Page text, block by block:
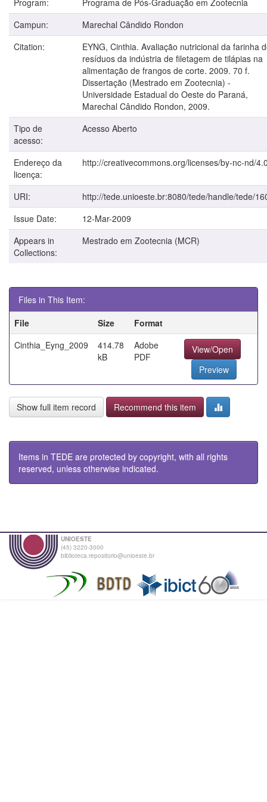
Campun:
Marechal Cândido Rondon
Citation:
EYNG, Cinthia. Avaliação nutricional da farinha
resíduos da indústria de filetagem de tilápias na
alimentação de frangos de corte. 2009. 70 f.
Dissertação (Mestrado em Zootecnia) -
Universidade Estadual do Oeste do Paraná,
Marechal Cândido Rondon, 2009.
Tipo de
acesso:
Acesso Aberto
Endereço da
licença:
http://creativecommons.org/licenses/by-nc-nd/
URI:
http://tede.unioeste.br:8080/tede/handle/tede/
Issue Date:
12-Mar-2009
Appears in
Collections:
Mestrado em Zootecnia (MCR)
Files in This Item:
File
Size
Format
Cinthia_Eyng_2009
414.78
kB
Adobe
PDF
View/Open
Preview
Show full item record Recommend this item
Items in TEDE are protected by copyright, with all rights
reserved, unless otherwise indicated.
UNIOESTE
(45) 3220-3000
biblioteca.repositorio@unioeste.br